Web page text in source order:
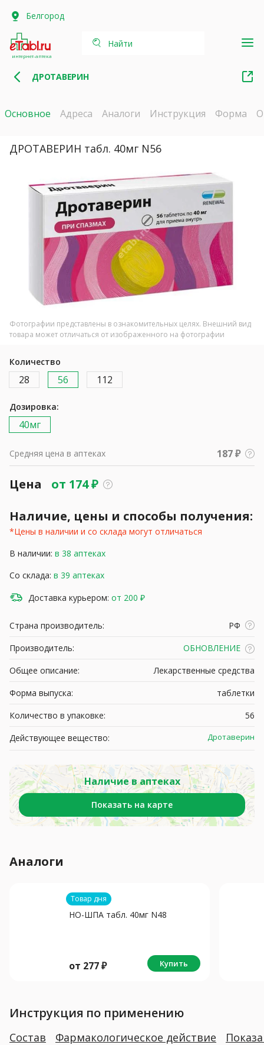
Белгород
интернет-аптека
Найти
ДРОТАВЕРИН
Основное Адреса Аналоги Инструкция Форма
ДРОТАВЕРИН табл. 40мг N56
Фотографии представлены в ознакомительных целях. Внешний вид
товара может отличаться от изображенного на фотографии
Количество
28 56 112
Дозировка:
40мг
Средняя цена в аптеках 187 ₽
Цена от 174₽
Наличие, цены и способы получения:
*Цены в наличии и со склада могут отличаться
В наличии: в 38 аптеках
Со склада: в 39 аптеках
Доставка курьером: от 200 ₽
Страна производитель:
РФ
Производитель:
ОБНОВЛЕНИЕ
Общее описание:
Лекарственные средства
Форма выпуска:
таблетки
Количество в упаковке:
56
Действующее вещество:
Дротаверин
Наличие в аптеках
Показать на карте
Аналоги
Товар дня
НО-ШПА табл. 40мг N48
от 277₽ Купить
Инструкция по применению
Состав Фармакологическое действие